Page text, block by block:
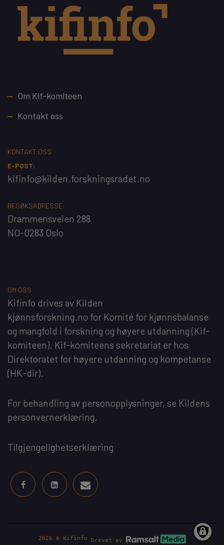
Footer
Om Kif-komiteen
Kontakt oss
KONTAKT OSS
E-POST:
kifinfo@kilden.forskningsradet.no
BESØKSADRESSE:
Drammensveien 288
NO-0283 Oslo
OM OSS
Kifinfo drives av Kilden
kjønnsforskning.no for Komité for kjønnsbalanse
og mangfold i forskning og høyere utdanning(Kif-
komiteen). Kif-komiteens sekretariat er hos
Direktoratet for høyere utdanning og kompetanse
(HK-dir).
For behandling av personopplysninger, se Kildens
personvernerklæring.
Tilgjengelighetserklæring
2026 © Kifinfo Drevet av